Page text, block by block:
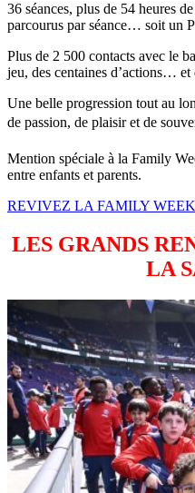
36 séances, plus de 54 heures
parcourus par séance… soit un
Plus de 2 500 contacts avec le
jeu, des centaines d’actions… et
Une belle progression tout au
de passion, de plaisir et de
Mention spéciale à la Family
entre enfants et parents.
REVIVEZ LA FAMILY WEEK
LES GRANDS
LA